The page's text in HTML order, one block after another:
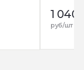
1 040
руб/шт